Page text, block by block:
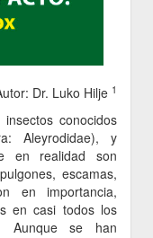
Dr. Luko Hilje 1
conocidos
Aleyrodidae), y
en realidad son
escamas,
en importancia,
en casi todos los
Aunque se han